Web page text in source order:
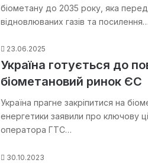
біометану до 2035 року, яка
відновлюваних газів та посилення…
23.06.2025
Україна готується до
біометановий ринок ЄС
Україна прагне закріпитися на
енергетики заявили про ключову
оператора ГТС…
30.10.2023